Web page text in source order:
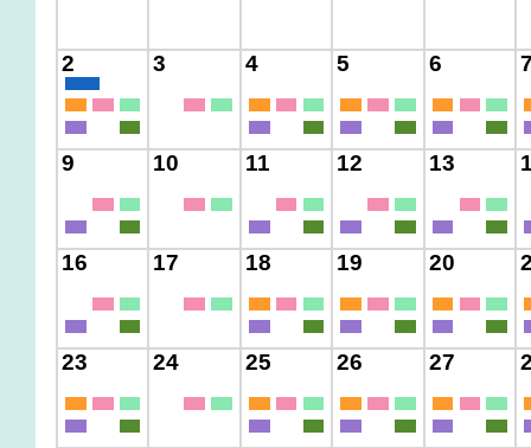
2 3 4 5 6
9 10 11 12 13
16 17 18 19 20
23 24 25 26 27